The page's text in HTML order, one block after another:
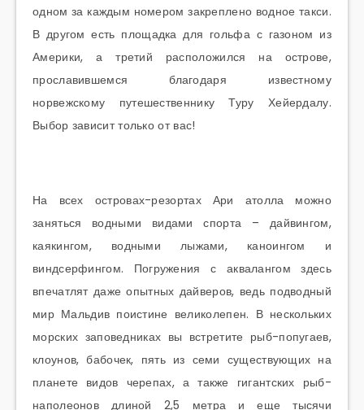
одном за каждым номером закреплено водное такси.
В другом есть площадка для гольфа с газоном из
Америки, а третий расположился на острове,
прославившемся благодаря известному
норвежскому путешественнику Туру Хейердалу.
Выбор зависит только от вас!
На всех островах-резортах Ари атолла можно
заняться водными видами спорта – дайвингом,
каякингом, водными лыжами, каноингом и
виндсерфингом. Погружения с аквалангом здесь
впечатлят даже опытных дайверов, ведь подводный
мир Мальдив поистине великолепен. В нескольких
морских заповедниках вы встретите рыб-попугаев,
клоунов, бабочек, пять из семи существующих на
планете видов черепах, а также гигантских рыб-
наполеонов длиной 2,5 метра и еще тысячи